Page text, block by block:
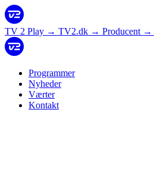
TV 2 Play → TV2.dk → Producent →
Programmer
Nyheder
Værter
Kontakt